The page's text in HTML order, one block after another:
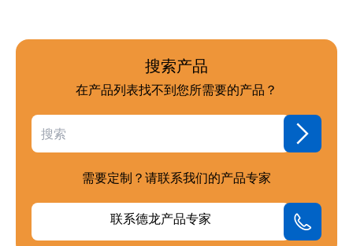
搜索产品
在产品列表找不到您所需要的产品？
需要定制？请联系我们的产品专家
联系德龙产品专家